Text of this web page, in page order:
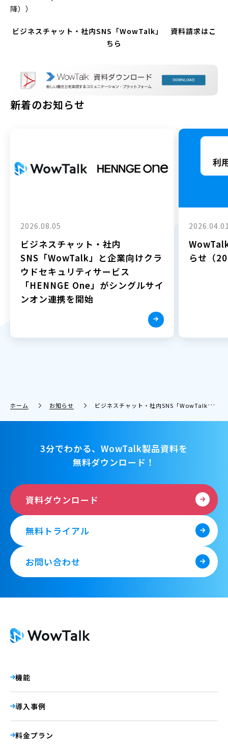
降））
ビジネスチャット・社内SNS「WowTalk」 資料請求はこ
ちら
新着のお知らせ
2026.08.05
ビジネスチャット・社内
SNS「WowTalk」と企業向けクラ
ウドセキュリティサービス
「HENNGE One」がシングルサイ
ンオン連携を開始
らせ（
ホーム お知らせ ビジネスチャット・社内SNS「WowTalk」 利用企業数2,000社突破
3分でわかる、WowTalk製品資料を
無料ダウンロード！
資料ダウンロード
無料トライアル
お問い合わせ
機能
導入事例
料金プラン